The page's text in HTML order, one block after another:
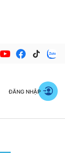
ĐĂNG NHẬP